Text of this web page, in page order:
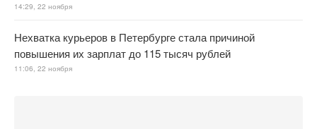
14:29, 22 ноября
Нехватка курьеров в Петербурге стала причиной
повышения их зарплат до 115 тысяч рублей
11:06, 22 ноября